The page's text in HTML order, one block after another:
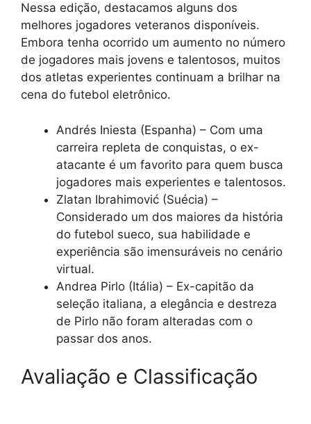
Nessa edição, destacamos alguns dos
melhores jogadores veteranos disponíveis.
Embora tenha ocorrido um aumento no número
de jogadores mais jovens e talentosos, muitos
dos atletas experientes continuam a brilhar na
cena do futebol eletrônico.
Andrés Iniesta (Espanha) – Com uma
carreira repleta de conquistas, o ex-
atacante é um favorito para quem busca
jogadores mais experientes e talentosos.
Zlatan Ibrahimović (Suécia) –
Considerado um dos maiores da história
do futebol sueco, sua habilidade e
experiência são imensuráveis no cenário
virtual.
Andrea Pirlo (Itália) – Ex-capitão da
seleção italiana, a elegância e destreza
de Pirlo não foram alteradas com o
passar dos anos.
Avaliação e Classificação